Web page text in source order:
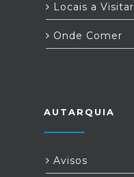
Locais a Visitar
Onde Comer
AUTARQUIA
Avisos